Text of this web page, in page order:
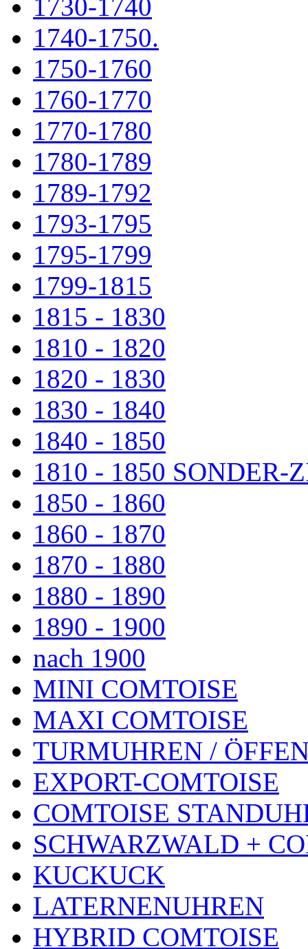
1730-1740
1740-1750.
1750-1760
1760-1770
1770-1780
1780-1789
1789-1792
1793-1795
1795-1799
1799-1815
1815 - 1830
1810 - 1820
1820 - 1830
1830 - 1840
1840 - 1850
1810 - 1850 SONDER-
1850 - 1860
1860 - 1870
1870 - 1880
1880 - 1890
1890 - 1900
nach 1900
MINI COMTOISE
MAXI COMTOISE
TURMUHREN /
EXPORT-COMTOISE
COMTOISE
SCHWARZWALD +
KUCKUCK
LATERNENUHREN
HYBRID COMTOISE